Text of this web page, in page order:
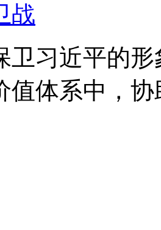
战
卫习近平的
值体系中，